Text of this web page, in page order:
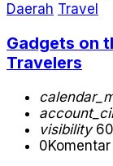
Daerah Travel
Gadgets on
Travelers
visibility
0Komentar